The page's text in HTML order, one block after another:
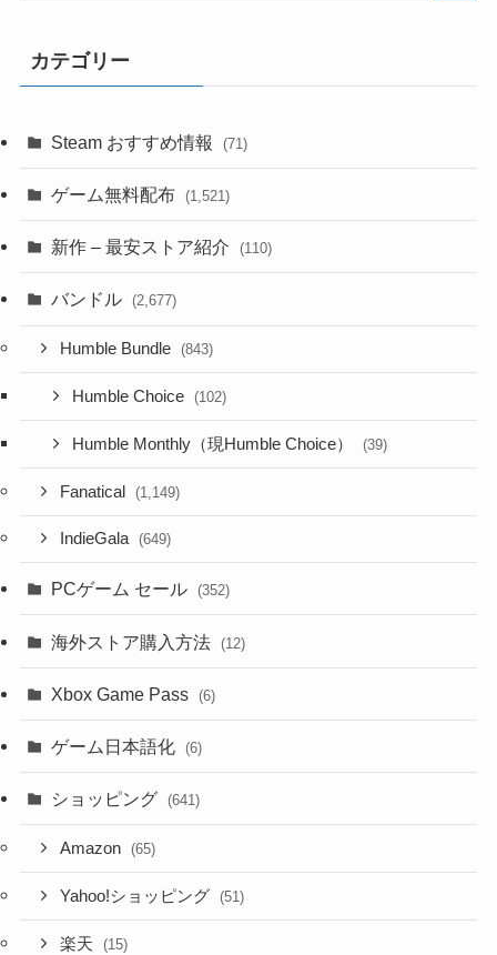
カテゴリー
Steam おすすめ情報 (71)
ゲーム無料配布 (1,521)
新作 – 最安ストア紹介 (110)
バンドル (2,677)
Humble Bundle (843)
Humble Choice (102)
Humble Monthly（現Humble Choice） (39)
Fanatical (1,149)
IndieGala (649)
PCゲーム セール (352)
海外ストア購入方法 (12)
Xbox Game Pass (6)
ゲーム日本語化 (6)
ショッピング (641)
Amazon (65)
Yahoo!ショッピング (51)
楽天 (15)